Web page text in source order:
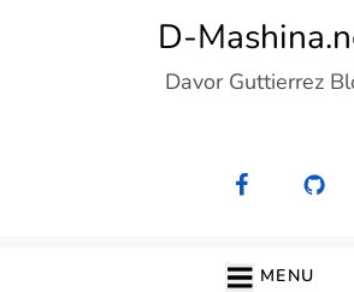
D-
Davor Guttierrez
MENU